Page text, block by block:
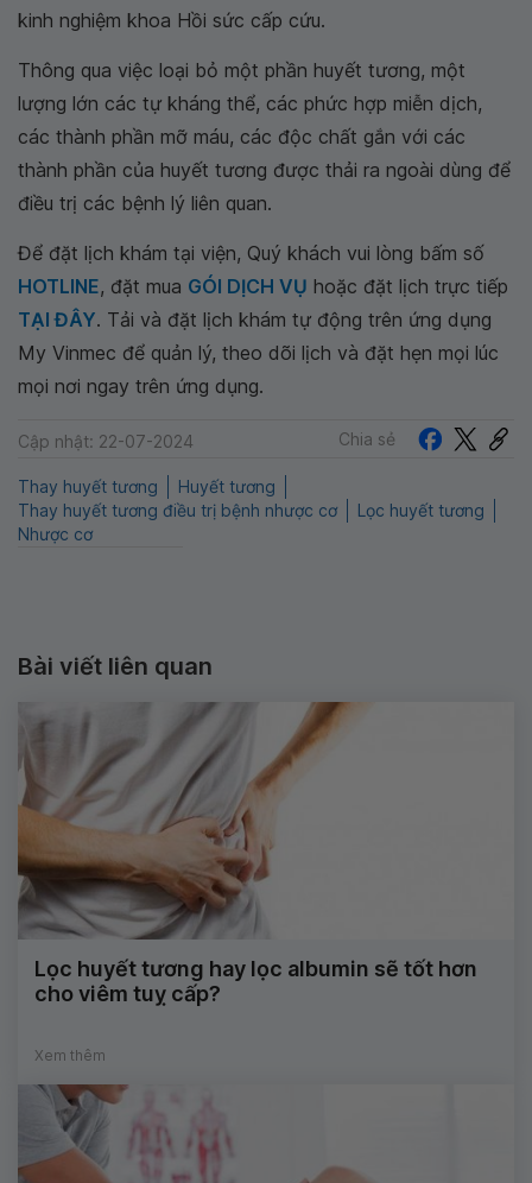
kinh nghiệm khoa Hồi sức cấp cứu.
Thông qua việc loại bỏ một phần huyết tương, một
lượng lớn các tự kháng thể, các phức hợp miễn dịch,
các thành phần mỡ máu, các độc chất gắn với các
thành phần của huyết tương được thải ra ngoài dùng để
điều trị các bệnh lý liên quan.
Để đặt lịch khám tại viện, Quý khách vui lòng bấm số
HOTLINE, đặt mua GÓI DỊCH VỤ hoặc đặt lịch trực tiếp
TẠI ĐÂY. Tải và đặt lịch khám tự động trên ứng dụng
My Vinmec để quản lý, theo dõi lịch và đặt hẹn mọi lúc
mọi nơi ngay trên ứng dụng.
Cập nhật: 22-07-2024 Chia sẻ
Thay huyết tương
Huyết tương
Thay huyết tương điều trị bệnh nhược cơ
Lọc huyết tương
Nhược cơ
Bài viết liên quan
Lọc huyết tương hay lọc albumin sẽ tốt hơn
cho viêm tuỵ cấp?
Xem thêm